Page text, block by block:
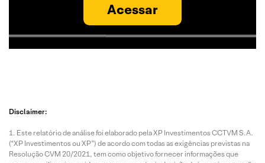
Acessar
Disclaimer:
Este relatório de análise foi elaborado pela XP Investimentos CCTVM S.A.
(“XP Investimentos ou XP”) de acordo com todas as exigências previstas na
Resolução CVM 20/2021, tem como objetivo fornecer informações que